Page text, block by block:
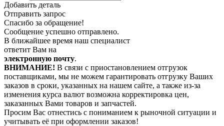
Добавить деталь
Отправить запрос
Спасибо за обращение!
Сообщение успешно отправлено.
В ближайшее время наш специалист
ответит Вам на
электронную почту.
ВНИМАНИЕ! В связи с приостановлением отгрузок
поставщиками, мы не можем гарантировать отгрузку Ваших
заказов в сроки, указанных на нашем сайте, а также из-за
изменения курса валют возможна корректировка цен,
заказанных Вами товаров и запчастей.
Просим Вас отнестись с пониманием к рыночной ситуации и
учитывать её при оформлении заказов!